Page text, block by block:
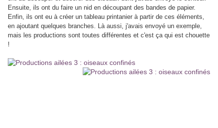
Ensuite, ils ont du faire un nid en découpant des bandes de papier.
Enfin, ils ont eu à créer un tableau printanier à partir de ces éléments,
en ajoutant quelques branches. Là aussi, j'avais envoyé un exemple,
mais les productions sont toutes différentes et c'est ça qui est chouette
!